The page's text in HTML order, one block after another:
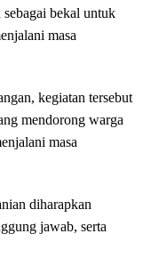
bekal untuk
masa
kegiatan tersebut
mendorong warga
masa
diharapkan
jawab, serta